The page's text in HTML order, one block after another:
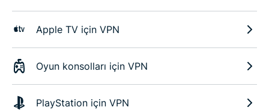
Apple TV için VPN
Oyun konsolları için VPN
PlayStation için VPN